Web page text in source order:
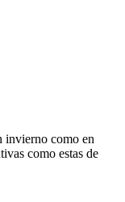
invierno como en
como estas de